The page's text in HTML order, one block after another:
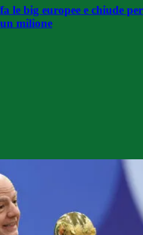
le big europee e chiude per
milione